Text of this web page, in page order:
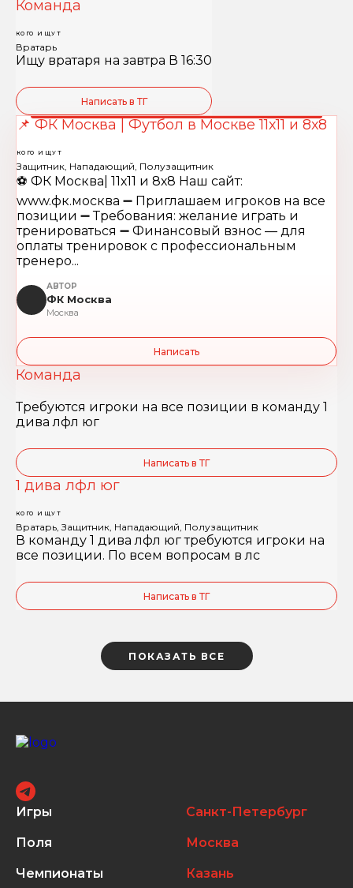
Команда
КОГО ИЩУТ
Вратарь
Ищу вратаря на завтра В 16:30
Написать в ТГ
📌 ФК Москва | Футбол в Москве 11х11 и 8х8
КОГО ИЩУТ
Защитник, Нападающий, Полузащитник
⚽️ ФК Москва| 11х11 и 8х8 Наш сайт:
www.фк.москва ➖ Приглашаем игроков на все
позиции ➖ Требования: желание играть и
тренироваться ➖ Финансовый взнос — для
оплаты тренировок с профессиональным
тренеро...
АВТОР
ФК Москва
Москва
Написать
Команда
Требуются игроки на все позиции в команду 1
дива лфл юг
Написать в ТГ
1 дива лфл юг
КОГО ИЩУТ
Вратарь, Защитник, Нападающий, Полузащитник
В команду 1 дива лфл юг требуются игроки на
все позиции. По всем вопросам в лс
Написать в ТГ
ПОКАЗАТЬ ВСЕ
Игры
Поля
Чемпионаты
Санкт-Петербург
Москва
Казань